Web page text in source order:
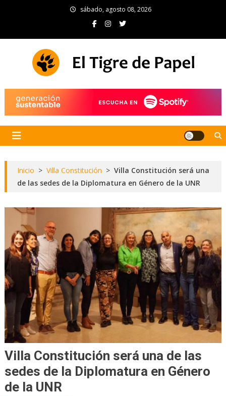
sábado, agosto 08, 2026
Inicio > Villa Constitución > Villa Constitución será una
de las sedes de la Diplomatura en Género de la UNR
Villa Constitución será una de las
sedes de la Diplomatura en Género
de la UNR